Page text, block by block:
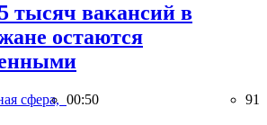
тысяч вакансий в
остаются
сфера, 00:50 91